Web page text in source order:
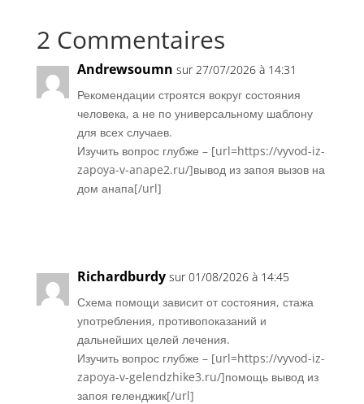
2 Commentaires
Andrewsoumn sur 27/07/2026 à 14:31
Рекомендации строятся вокруг состояния
человека, а не по универсальному шаблону
для всех случаев.
Изучить вопрос глубже – [url=https://vyvod-iz-
zapoya-v-anape2.ru/]вывод из запоя вызов на
дом анапа[/url]
Richardburdy sur 01/08/2026 à 14:45
Схема помощи зависит от состояния, стажа
употребления, противопоказаний и
дальнейших целей лечения.
Изучить вопрос глубже – [url=https://vyvod-iz-
zapoya-v-gelendzhike3.ru/]помощь вывод из
запоя геленджик[/url]